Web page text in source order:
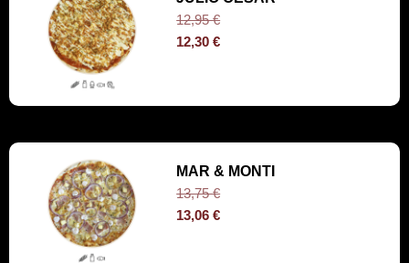
12,95€
12,30€
MAR & MONTI
13,75€
13,06€